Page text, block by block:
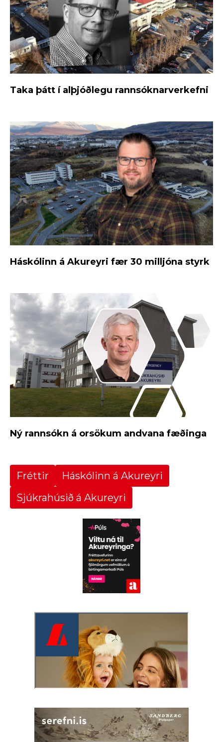
Taka þátt í alþjóðlegu rannsóknarverkefni
Háskólinn á Akureyri fær 30 milljóna styrk
Ný rannsókn á orsökum andvana fæðinga
Fréttir
Háskólinn á Akureyri
Sjúkrahúsið á Akureyri